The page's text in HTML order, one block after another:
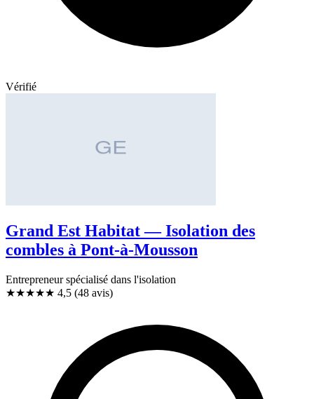
Vérifié
Grand Est Habitat — Isolation des
combles à Pont-à-Mousson
Entrepreneur spécialisé dans l'isolation
★★★★★ 4,5 (48 avis)